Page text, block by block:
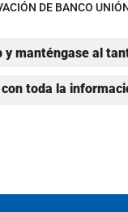
DE BANCO
manténgase al
toda la